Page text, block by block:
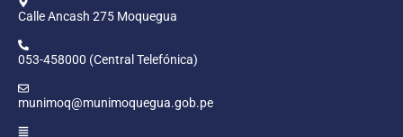
Calle Ancash 275 Moquegua
053-458000 (Central Telefónica)
munimoq@munimoquegua.gob.pe